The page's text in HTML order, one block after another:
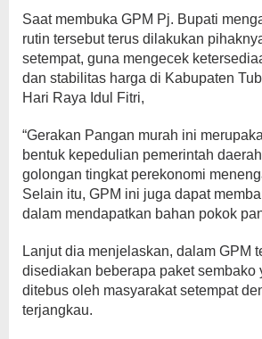
Saat membuka GPM Pj. Bupati
rutin tersebut terus dilakukan
setempat, guna mengecek
dan stabilitas harga di Kabupaten
Hari Raya Idul Fitri,
“Gerakan Pangan murah ini
bentuk kepedulian pemerintah
golongan tingkat perekonomi
Selain itu, GPM ini juga dapat
dalam mendapatkan bahan pokok
Lanjut dia menjelaskan, dalam GPM
disediakan beberapa paket sembako
ditebus oleh masyarakat setempat
terjangkau.